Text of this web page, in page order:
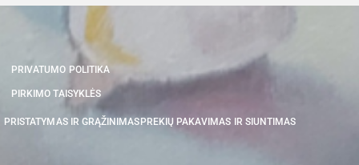
PRIVATUMO POLITIKA
PIRKIMO TAISYKLĖS
PRISTATYMAS IR GRĄŽINIMAS PREKIŲ PAKAVIMAS IR SIUNTIMAS